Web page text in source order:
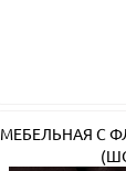
МЕБЕЛЬНАЯ С